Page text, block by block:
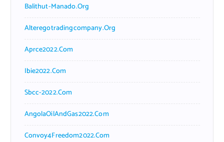
Balithut-Manado.org
Alteregotradingcompany.org
Aprce2022.com
Ibie2022.com
Sbcc-2022.com
AngolaOilAndGas2022.com
Convoy4Freedom2022.com